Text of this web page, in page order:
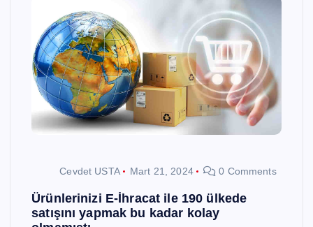
Cevdet USTA Mart 21, 2024 0 Comments
Ürünlerinizi E-İhracat ile 190 ülkede
satışını yapmak bu kadar kolay